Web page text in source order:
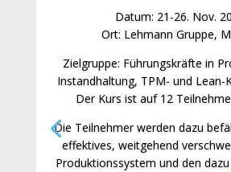
Datum: 21-26. Nov.
Ort: Lehmann Gruppe,
Zielgruppe: Führungskräfte in
Instandhaltung, TPM- und Lean-
Der Kurs ist auf 12
Die Teilnehmer werden dazu
effektives, weitgehend
Produktionssystem und den